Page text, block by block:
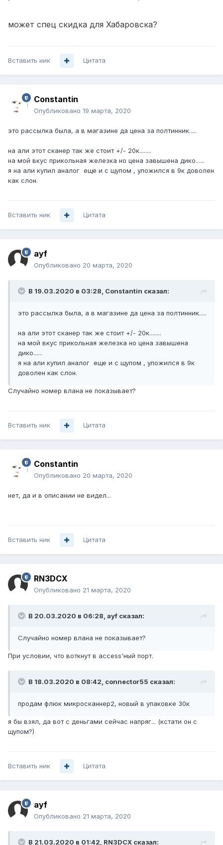
может спец скидка для Хабаровска?
Вставить ник Цитата
Constantin
Опубликовано 19 марта, 2020
это рассылка была, а в магазине да цена за полтинник.....
на али этот сканер так же стоит +/- 20к........
на мой вкус прикольная железка но цена завышена дико......
я на али купил аналог еще и с щупом , уложился в 9к доволен
как слон.
Вставить ник Цитата
ayf
Опубликовано 20 марта, 2020
В 19.03.2020 в 03:28, Constantin сказал:
это рассылка была, а в магазине да цена за полтинник.....
на али этот сканер так же стоит +/- 20к........
на мой вкус прикольная железка но цена завышена
дико......
я на али купил аналог еще и с щупом , уложился в 9к
доволен как слон.
Случайно номер влана не показывает?
Вставить ник Цитата
Constantin
Опубликовано 20 марта, 2020
нет, да и в описании не видел...
Вставить ник Цитата
RN3DCX
Опубликовано 21 марта, 2020
В 20.03.2020 в 06:28, ayf сказал:
Случайно номер влана не показывает?
При условии, что воткнут в access'ный порт.
В 18.03.2020 в 08:42, connector55 сказал:
продам флюк микросканнер2, новый в упаковке 30к
я бы взял, да вот с деньгами сейчас напряг... (кстати он с
щупом?)
Вставить ник Цитата
ayf
Опубликовано 21 марта, 2020
В 21.03.2020 в 01:42, RN3DCX сказал: